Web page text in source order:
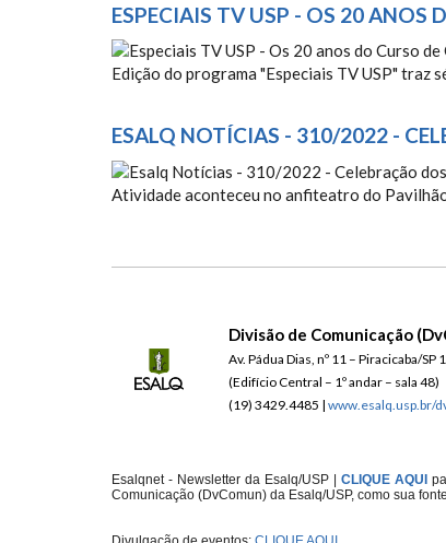
ESPECIAIS TV USP - OS 20 ANOS
ESPECIAIS TV USP - OS
Edição do programa "Especiais TV USP" traz
ESALQ NOTÍCIAS - 310/2022 -
ESALQ NOTÍCIAS - 310/
Atividade aconteceu no anfiteatro do
Divisão de Comunicação
Av. Pádua Dias, nº 11 – Piracicaba/SP
(Edifício Central – 1º andar – sala 48)
(19) 3429.4485 | www.esalq.usp.br/
Esalqnet - Newsletter da Esalq/USP | CLIQUE AQUI
Comunicação (DvComun) da Esalq/USP, como sua